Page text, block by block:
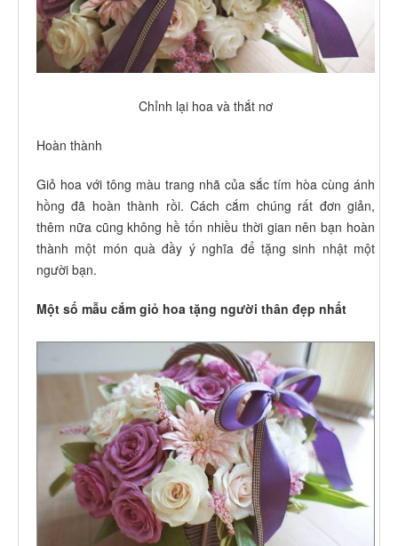
Chỉnh lại hoa và thắt nơ
Hoàn thành
Giỏ hoa với tông màu trang nhã của sắc tím hòa cùng ánh
hồng đã hoàn thành rồi. Cách cắm chúng rất đơn giản,
thêm nữa cũng không hề tốn nhiều thời gian nên bạn hoàn
thành một món quà đầy ý nghĩa để tặng sinh nhật một
người bạn.
Một số mẫu cắm giỏ hoa tặng người thân đẹp nhất